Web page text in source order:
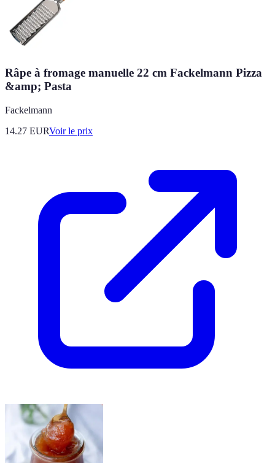
Râpe à fromage manuelle 22 cm Fackelmann Pizza
&amp; Pasta
Fackelmann
14.27 EURVoir le prix